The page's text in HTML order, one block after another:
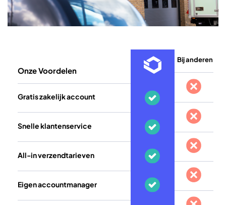
Onze Voordelen
Gratis zakelijk account
Snelle klantenservice
All-in verzendtarieven
Eigen accountmanager
Bij anderen